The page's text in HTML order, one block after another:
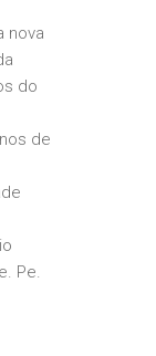
nova
do
de
Pe.